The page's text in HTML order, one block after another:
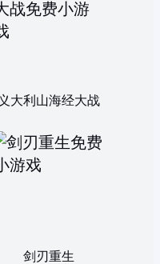
义大利山海经大战
剑刃重生